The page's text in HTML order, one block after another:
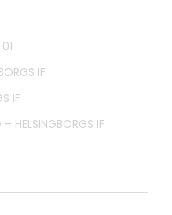
IF
IF
HELSINGBORGS IF